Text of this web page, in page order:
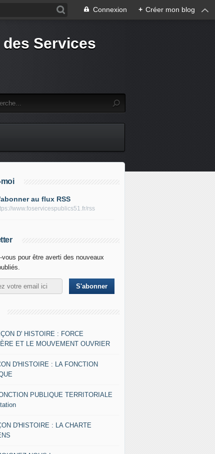
Connexion + Créer mon blog
Services
au flux RSS
www.foservicespublics51.fr/rss
vous pour être averti des nouveaux
D' HISTOIRE : FORCE
ET LE MOUVEMENT OUVRIER
D'HISTOIRE : LA FONCTION
PUBLIQUE TERRITORIALE
D'HISTOIRE : LA CHARTE